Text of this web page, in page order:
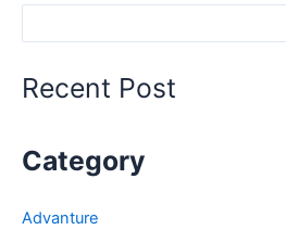
Places
Recent Post
Category
Advanture